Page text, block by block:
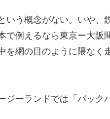
いう概念がない。いや
で例えるなら東京ー大
を網の目のように隈な
ーランドでは「バック